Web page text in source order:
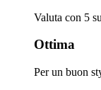
Valuta con 5
Ottima
Per un buon